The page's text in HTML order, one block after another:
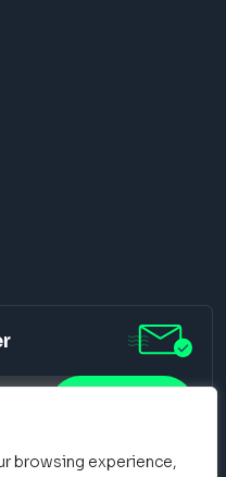
browsing experience,